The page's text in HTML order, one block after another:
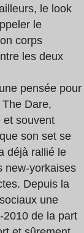
le look
le
corps
les deux
pensée pour
Dare,
et souvent
son set se
déjà rallié le
new-yorkaises
Depuis la
une
de la part